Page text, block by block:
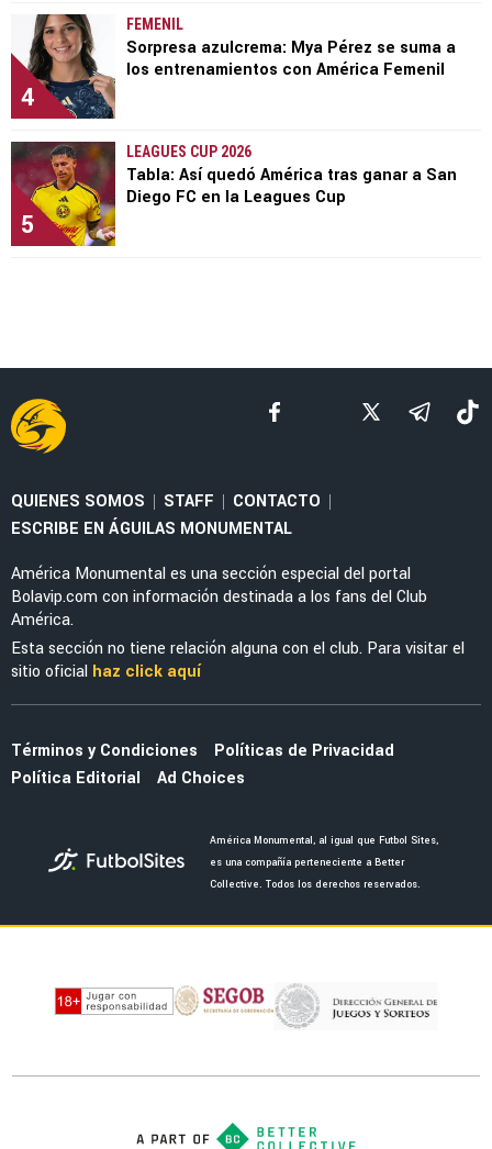
4
FEMENIL
Sorpresa azulcrema: Mya Pérez se suma a
los entrenamientos con América Femenil
5
LEAGUES CUP 2026
Tabla: Así quedó América tras ganar a San
Diego FC en la Leagues Cup
QUIENES SOMOS | STAFF | CONTACTO |
ESCRIBE EN ÁGUILAS MONUMENTAL
América Monumental es una sección especial del portal
Bolavip.com con información destinada a los fans del Club
América.
Esta sección no tiene relación alguna con el club. Para visitar el
sitio oficial haz click aquí
Términos y Condiciones
Políticas de Privacidad
Política Editorial
Ad Choices
América Monumental, al igual que Futbol Sites,
es una compañía perteneciente a Better
Collective. Todos los derechos reservados.